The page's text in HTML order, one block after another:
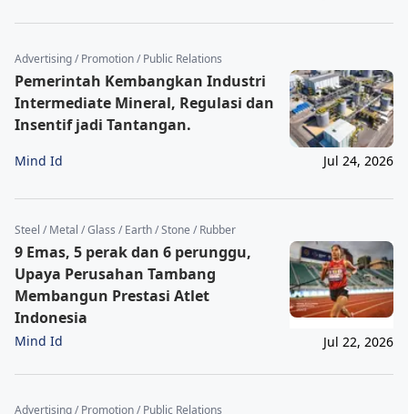
Advertising / Promotion / Public Relations
Pemerintah Kembangkan Industri
Intermediate Mineral, Regulasi dan
Insentif jadi Tantangan.
Mind Id Jul 24, 2026
Steel / Metal / Glass / Earth / Stone / Rubber
9 Emas, 5 perak dan 6 perunggu,
Upaya Perusahan Tambang
Membangun Prestasi Atlet
Indonesia
Mind Id Jul 22, 2026
Advertising / Promotion / Public Relations